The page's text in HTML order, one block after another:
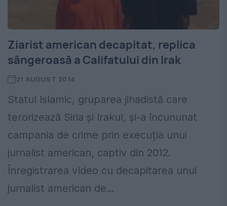
Ziarist american decapitat, replica
sângeroasă a Califatului din Irak
21 AUGUST 2014
Statul Islamic, gruparea jihadistă care
terorizează Siria și Irakul, și-a încununat
campania de crime prin execuția unui
jurnalist american, captiv din 2012.
Înregistrarea video cu decapitarea unui
jurnalist american de...